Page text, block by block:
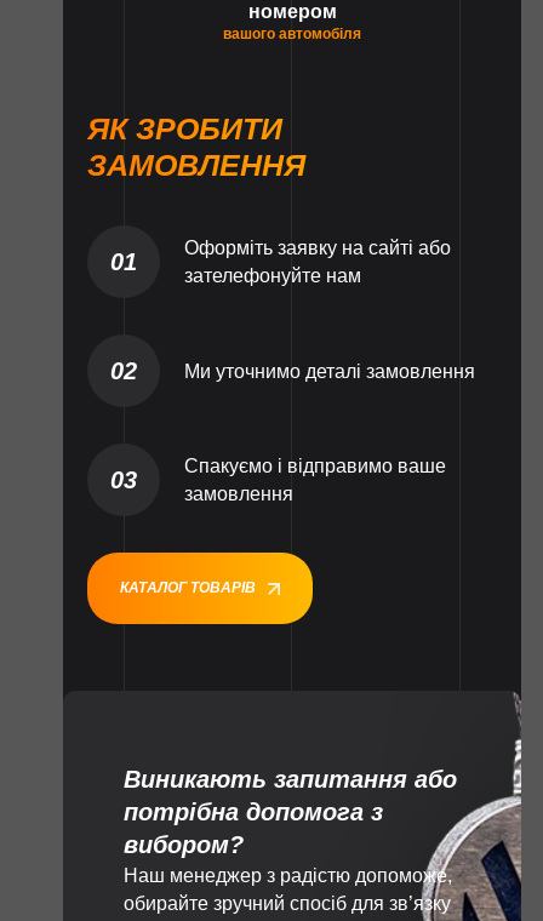
номером
вашого автомобіля
ЯК ЗРОБИТИ
ЗАМОВЛЕННЯ
01
Оформіть заявку на сайті або
зателефонуйте нам
02 Ми уточнимо деталі замовлення
03
Спакуємо і відправимо ваше
замовлення
КАТАЛОГ ТОВАРІВ
Виникають запитання або
потрібна допомога з
вибором?
Наш менеджер з радістю допоможе,
обирайте зручний спосіб для зв’язку